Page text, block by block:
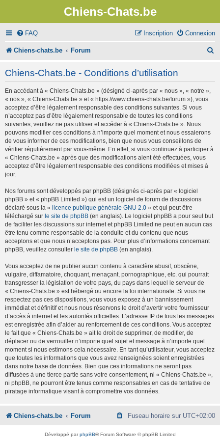
Chiens-Chats.be
FAQ Connexion
Inscription
Chiens-chats.be Forum
Chiens-Chats.be - Conditions d’utilisation
En accédant à « Chiens-Chats.be » (désigné ci-après par « nous », « notre »,
« nos », « Chiens-Chats.be » et « https://www.chiens-chats.be/forum »), vous
acceptez d’être légalement responsable des conditions suivantes. Si vous
n’acceptez pas d’être légalement responsable de toutes les conditions
suivantes, veuillez ne pas utiliser et accéder à « Chiens-Chats.be ». Nous
pouvons modifier ces conditions à n’importe quel moment et nous essaierons
de vous informer de ces modifications, bien que nous vous conseillons de
vérifier régulièrement par vous-même. En effet, si vous continuez à participer à
« Chiens-Chats.be » après que des modifications aient été effectuées, vous
acceptez d’être légalement responsable des conditions modifiées et mises à
jour.
Nos forums sont développés par phpBB (désignés ci-après par « logiciel
phpBB » et « phpBB Limited ») qui est un logiciel de forum de discussions
déclaré sous la « licence publique générale GNU 2.0 » et qui peut être
téléchargé sur le site de phpBB (en anglais). Le logiciel phpBB a pour seul but
de faciliter les discussions sur internet et phpBB Limited ne peut en aucun cas
être tenu comme responsable de la conduite et du contenu que nous
acceptons et que nous n’acceptons pas. Pour plus d’informations concernant
phpBB, veuillez consulter le site de phpBB (en anglais).
Vous acceptez de ne publier aucun contenu à caractère abusif, obscène,
vulgaire, diffamatoire, choquant, menaçant, pornographique, etc. qui pourrait
transgresser la législation de votre pays, du pays dans lequel le serveur de
« Chiens-Chats.be » est hébergé ou encore la loi internationale. Si vous ne
respectez pas ces dispositions, vous vous exposez à un bannissement
immédiat et définitif et nous nous réservons le droit d’avertir votre fournisseur
d’accès à internet et les autorités officielles. L’adresse IP de tous les messages
est enregistrée afin d’aider au renforcement de ces conditions. Vous acceptez
le fait que « Chiens-Chats.be » ait le droit de supprimer, de modifier, de
déplacer ou de verrouiller n’importe quel sujet et message à n’importe quel
moment si nous estimons cela nécessaire. En tant qu’utilisateur, vous acceptez
que toutes les informations que vous avez renseignées soient enregistrées
dans notre base de données. Bien que ces informations ne seront pas
diffusées à une tierce partie sans votre consentement, ni « Chiens-Chats.be »,
ni phpBB, ne pourront être tenus comme responsables en cas de tentative de
piratage informatique visant à compromettre vos données.
Chiens-chats.be Forum Fuseau horaire sur UTC+02:00
Développé parphpBB® Forum Software © phpBB Limited